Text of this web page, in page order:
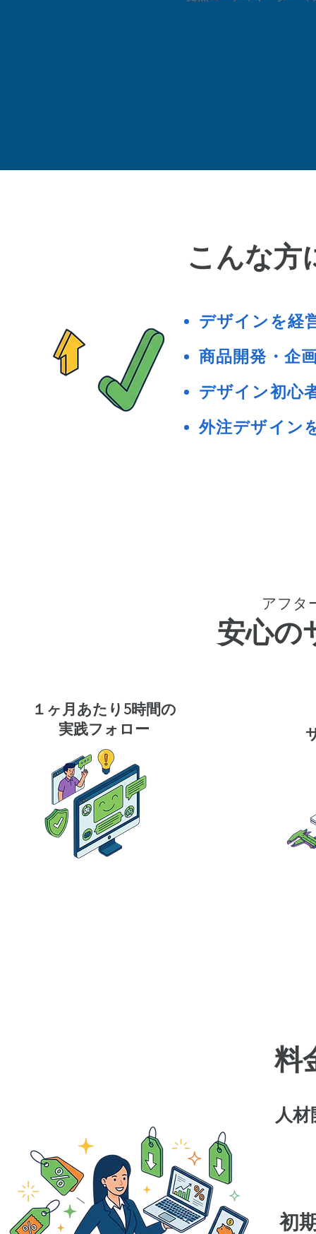
こんな方
デザインを経
商品開発・企
デザイン初心
外注デザイン
アフタ
安心の
１ヶ月あたり5時間の
実践フォロー
料
人
初